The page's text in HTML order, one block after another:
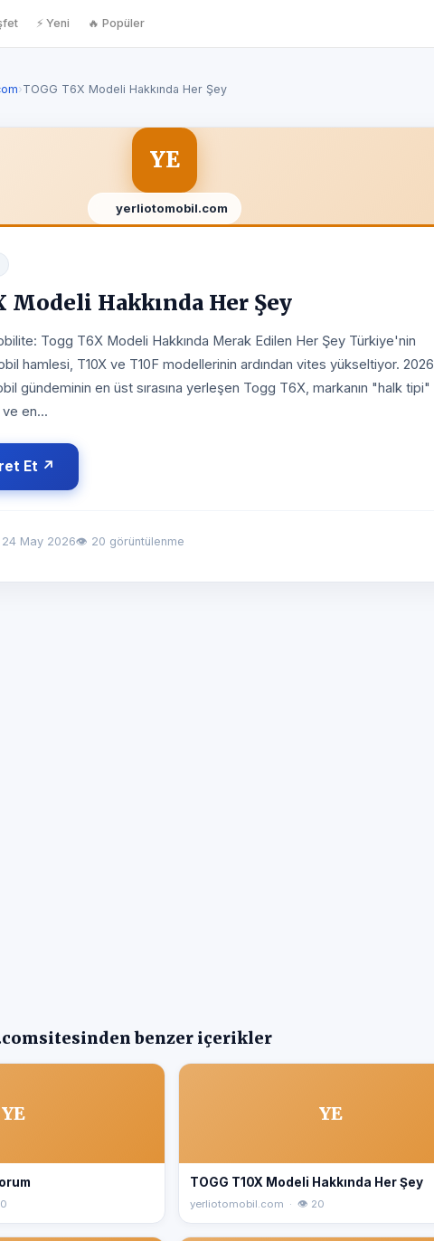
⚡ Yeni 🔥 Popüler
›TOGG T6X Modeli Hakkında Her Şey
YE
yerliotomobil.com
Modeli Hakkında Her Şey
Togg T6X Modeli Hakkında Merak Edilen Her Şey Türkiye'nin
hamlesi, T10X ve T10F modellerinin ardından vites yükseltiyor. 2026
gündeminin en üst sırasına yerleşen Togg T6X, markanın "halk tipi"
ve en...
Et ↗
24 May 2026👁 20 görüntülenme
sitesinden benzer içerikler
YE YE
TOGG T10X Modeli Hakkında Her Şey
yerliotomobil.com · 👁 20